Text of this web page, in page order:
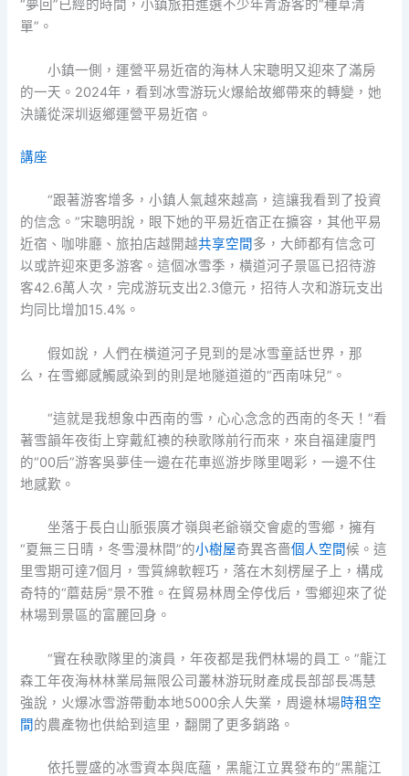
“夢回”已經的時間，小鎮旅拍進選不少年青游客的“種草清
單”。
小鎮一側，運營平易近宿的海林人宋聰明又迎來了滿房
的一天。2024年，看到冰雪游玩火爆給故鄉帶來的轉變，她
決議從深圳返鄉運營平易近宿。
講座
“跟著游客增多，小鎮人氣越來越高，這讓我看到了投資
的信念。”宋聰明說，眼下她的平易近宿正在擴容，其他平易
近宿、咖啡廳、旅拍店越開越共享空間多，大師都有信念可
以或許迎來更多游客。這個冰雪季，橫道河子景區已招待游
客42.6萬人次，完成游玩支出2.3億元，招待人次和游玩支出
均同比增加15.4%。
假如說，人們在橫道河子見到的是冰雪童話世界，那
么，在雪鄉感觸感染到的則是地隧道道的“西南味兒”。
“這就是我想象中西南的雪，心心念念的西南的冬天！”看
著雪韻年夜街上穿戴紅襖的秧歌隊前行而來，來自福建廈門
的“00后”游客吳夢佳一邊在花車巡游步隊里喝彩，一邊不住
地感歎。
坐落于長白山脈張廣才嶺與老爺嶺交會處的雪鄉，擁有
“夏無三日晴，冬雪漫林間”的小樹屋奇異吝嗇個人空間候。這
里雪期可達7個月，雪質綿軟輕巧，落在木刻楞屋子上，構成
奇特的“蘑菇房”景不雅。在貿易林周全停伐后，雪鄉迎來了從
林場到景區的富麗回身。
“實在秧歌隊里的演員，年夜都是我們林場的員工。”龍江
森工年夜海林林業局無限公司叢林游玩財產成長部部長馮慧
強說，火爆冰雪游帶動本地5000余人失業，周邊林場時租空
間的農產物也供給到這里，翻開了更多銷路。
依托豐盛的冰雪資本與底蘊，黑龍江立異發布的“黑龍江